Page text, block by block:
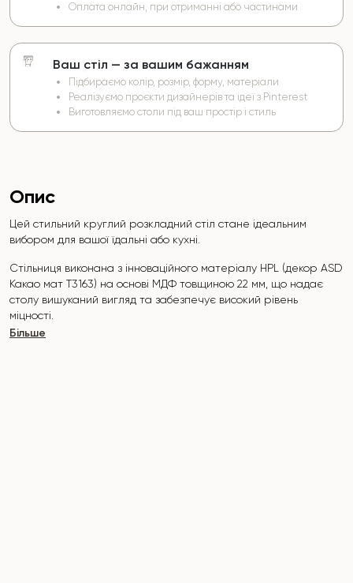
Оплата онлайн, при отриманні або частинами
Ваш стіл — за вашим бажанням
Підбираємо колір, розмір, форму, матеріали
Реалізуємо проєкти дизайнерів та ідеї з Pinterest
Виготовляємо столи під ваш простір і стиль
Опис
Цей стильний круглий розкладний стіл стане ідеальним
вибором для вашої їдальні або кухні.
Стільниця виконана з інноваційного матеріалу HPL (декор ASD
Какао мат Т3163) на основі МДФ товщиною 22 мм, що надає
столу вишуканий вигляд та забезпечує високий рівень
міцності.
Більше